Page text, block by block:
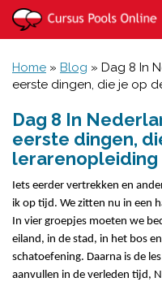
Home » Blog » Dag 8 In
eerste dingen, die je op
Dag 8 In
eerste dingen,
lerarenopleiding
Iets eerder vertrekken en
ik op tijd. We zitten nu in een
In vier groepjes moeten we
eiland, in de stad, in het bos
schatoefening. Daarna is de
aanvullen in de verleden tijd,